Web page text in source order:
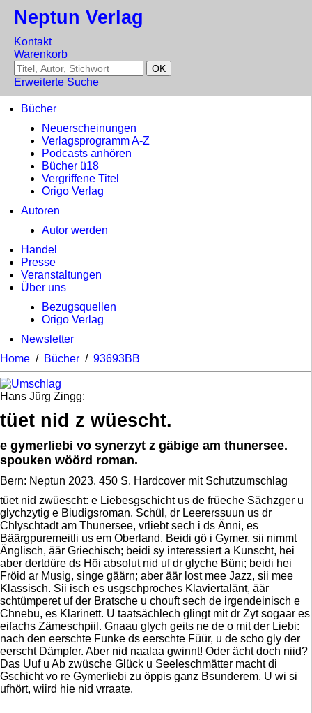
Neptun Verlag
Kontakt
Warenkorb
Erweiterte Suche
Bücher
Neuerscheinungen
Verlagsprogramm A-Z
Podcasts anhören
Bücher ü18
Vergriffene Titel
Origo Verlag
Autoren
Autor werden
Handel
Presse
Veranstaltungen
Über uns
Bezugsquellen
Origo Verlag
Newsletter
Home / Bücher / 93693BB
Hans Jürg Zingg:
tüet nid z wüescht.
e gymerliebi vo synerzyt z gäbige am thunersee.
spouken wöörd roman.
Bern: Neptun 2023. 450 S. Hardcover mit Schutzumschlag
tüet nid zwüescht: e Liebesgschicht us de früeche Sächzger u
glychzytig e Biudigsroman. Schül, dr Leererssuun us dr
Chlyschtadt am Thunersee, vrliebt sech i ds Änni, es
Bäärgpuremeitli us em Oberland. Beidi gö i Gymer, sii nimmt
Änglisch, äär Griechisch; beidi sy interessiert a Kunscht, hei
aber dertdüre ds Höi absolut nid uf dr glyche Büni; beidi hei
Fröid ar Musig, singe gäärn; aber äär lost mee Jazz, sii mee
Klassisch. Sii isch es usgschproches Klaviertalänt, äär
schtümperet uf der Bratsche u chouft sech de irgendeinisch e
Chnebu, es Klarinett. U taatsächlech glingt mit dr Zyt sogaar es
eifachs Zämeschpiil. Gnaau glych geits ne de o mit der Liebi:
nach den eerschte Funke ds eerschte Füür, u de scho gly der
eerscht Dämpfer. Aber nid naalaa gwinnt! Oder ächt doch niid?
Das Uuf u Ab zwüsche Glück u Seeleschmätter macht di
Gschicht vo re Gymerliebi zu öppis ganz Bsunderem. U wi si
ufhört, wiird hie nid vrraate.